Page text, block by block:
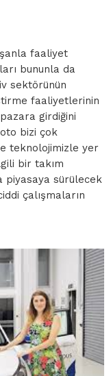
faaliyet
bununla da
sektörünün
faaliyetlerinin
girdiğini
bizi çok
teknolojimizle yer
bir takım
piyasaya sürülecek
çalışmaların